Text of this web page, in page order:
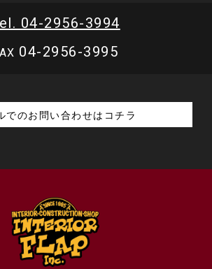
04-2956-3994
04-2956-3995
でのお問い合わせはコチラ